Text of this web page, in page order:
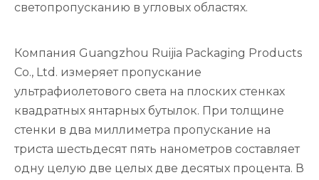
светопропусканию в угловых областях.
Компания Guangzhou Ruijia Packaging Products
Co., Ltd. измеряет пропускание
ультрафиолетового света на плоских стенках
квадратных янтарных бутылок. При толщине
стенки в два миллиметра пропускание на
триста шестьдесят пять нанометров составляет
одну целую две целых две десятых процента. В